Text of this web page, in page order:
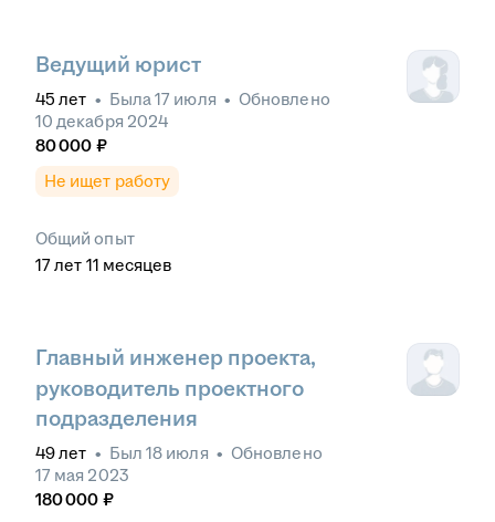
Ведущий юрист
45 лет • Была17 июля • Обновлено
10 декабря 2024
80 000 ₽
Не ищет работу
Общий опыт
17лет 11 месяцев
Главный инженер проекта,
руководитель проектного
подразделения
49лет • Был 18 июля • Обновлено
17 мая 2023
180 000 ₽